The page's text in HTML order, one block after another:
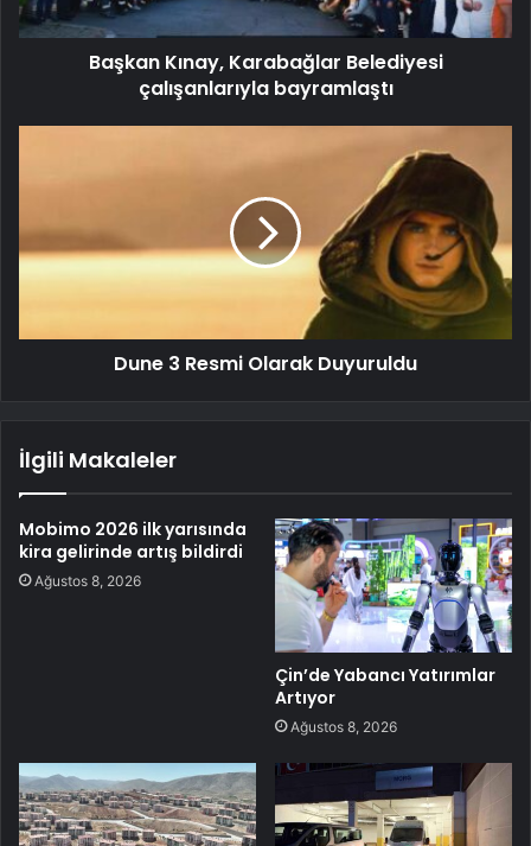
Başkan Kınay, Karabağlar Belediyesi
çalışanlarıyla bayramlaştı
Dune 3 Resmi Olarak Duyuruldu
İlgili Makaleler
Mobimo 2026 ilk yarısında
kira gelirinde artış bildirdi
Ağustos 8, 2026
Çin’de Yabancı Yatırımlar
Artıyor
Ağustos 8, 2026